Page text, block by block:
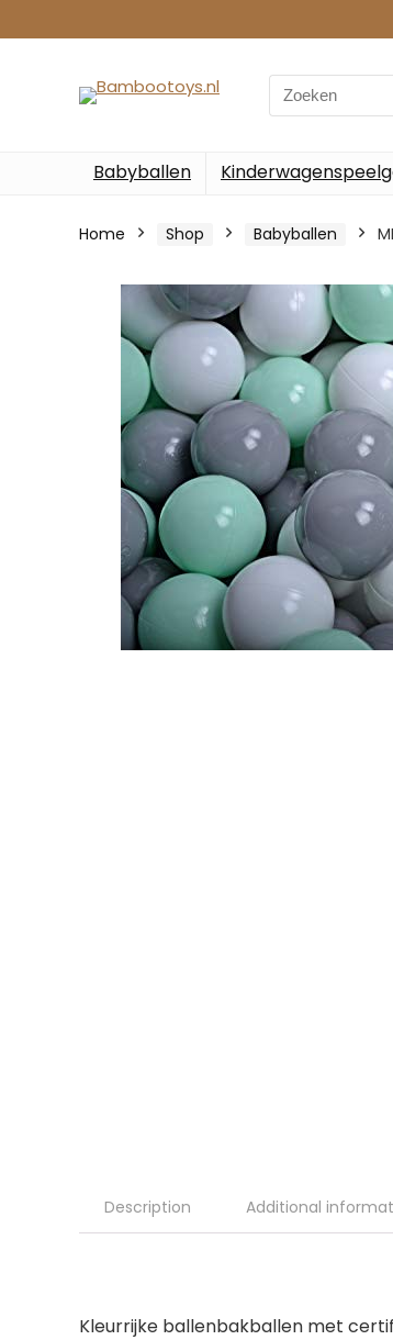
Search
for:
Babyballen
Home Shop Babyballen
Description Additional
Kleurrijke ballenbakballen met